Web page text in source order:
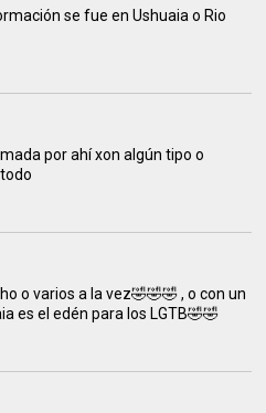
se fue en Ushuaia o Rio
por ahí xon algún tipo o
o varios a la vez🤣🤣🤣 , o con un
es el edén para los LGTB🤣🤣